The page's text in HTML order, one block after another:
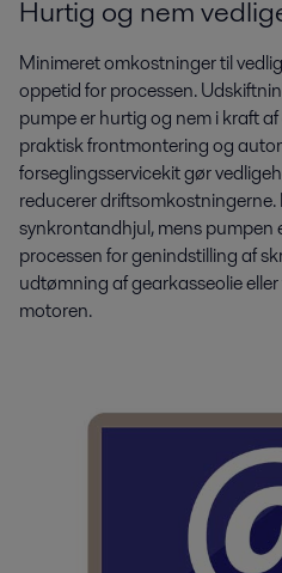
Hurtig og nem
Minimeret omkostninger til
oppetid for processen.
pumpe er hurtig og nem i kraft
praktisk frontmontering og
forseglingsservicekit gør
reducerer
synkrontandhjul, mens pumpen
processen for genindstilling af
udtømning af gearkasseolie
motoren.